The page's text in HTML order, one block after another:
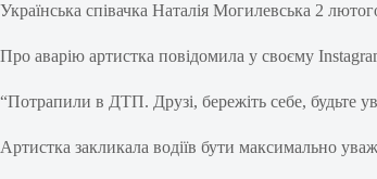
Українська співачка Наталія Могилевська 2
Про аварію артистка повідомила у своєму
“Потрапили в ДТП. Друзі, бережіть себе, будьте
Артистка закликала водіїв бути максимально